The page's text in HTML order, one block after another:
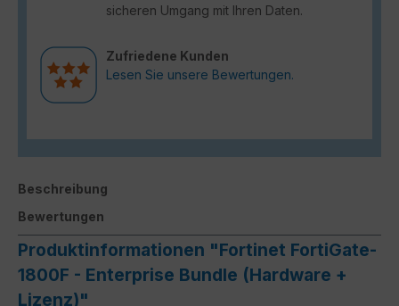
sicheren Umgang mit Ihren Daten.
Zufriedene Kunden
Lesen Sie unsere Bewertungen.
Beschreibung
Bewertungen
Produktinformationen "Fortinet FortiGate-
1800F - Enterprise Bundle (Hardware +
Lizenz)"